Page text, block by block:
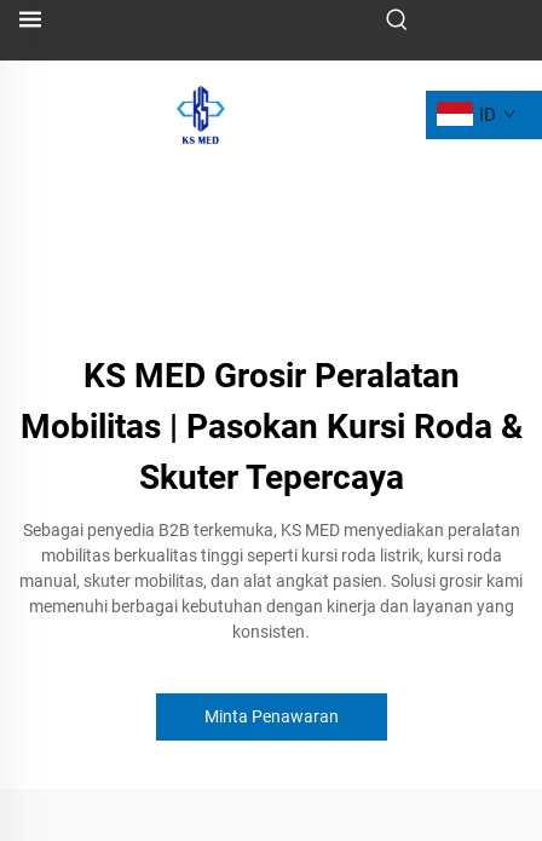
ID
KS MED Grosir Peralatan
Mobilitas | Pasokan Kursi Roda &
Skuter Tepercaya
Sebagai penyedia B2B terkemuka, KS MED menyediakan peralatan
mobilitas berkualitas tinggi seperti kursi roda listrik, kursi roda
manual, skuter mobilitas, dan alat angkat pasien. Solusi grosir kami
memenuhi berbagai kebutuhan dengan kinerja dan layanan yang
konsisten.
Minta Penawaran